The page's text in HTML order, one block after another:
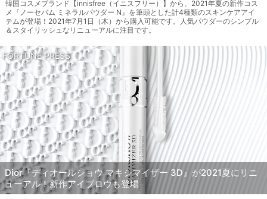
韓国コスメブランド【innisfree（イニスフリー）】から、2021年夏の新作コス
メ『ノーセバム ミネラルパウダー N』を筆頭とした計4種類のスキンケアアイ
テムが登場！2021年7月1日（木）から購入可能です。人気パウダーのシンプル
＆スタイリッシュなリニューアルに注目です。
FORTUNE PRESS
Dior『ディオールショウ マキシマイザー 3D』が2021夏にリニ
ューアル！新作アイブロウも登場